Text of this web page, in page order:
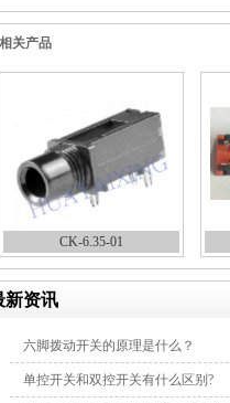
相关产品
CK-6.35-01
新资讯
六脚拨动开关的原理是什么？
单控开关和双控开关有什么区别?